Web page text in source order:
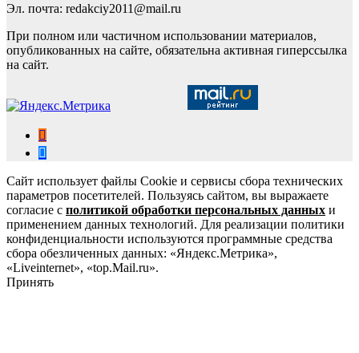
Эл. почта: redakciy2011@mail.ru
При полном или частичном использовании материалов,
опубликованных на сайте, обязательна активная гиперссылка
на сайт.
Сайт использует файлы Cookie и сервисы сбора технических
параметров посетителей. Пользуясь сайтом, вы выражаете
согласие с политикой обработки персональных данных и
применением данных технологий. Для реализации политики
конфиденциальности используются программные средства
сбора обезличенных данных: «Яндекс.Метрика»,
«Liveinternet», «top.Mail.ru».
Принять